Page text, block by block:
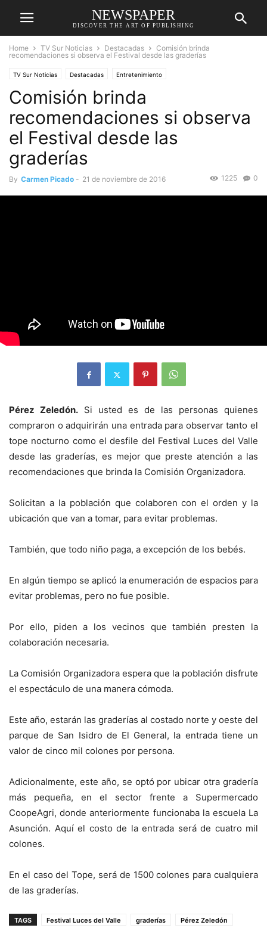
NEWSPAPER
DISCOVER THE ART OF PUBLISHING
Home TV Sur Noticias Destacadas
Comisión brinda
recomendaciones si observa el Festival desde las graderías
TV Sur Noticias Destacadas Entretenimiento
Comisión brinda
recomendaciones si observa
el Festival desde las
graderías
By Carmen Picado - 21 de noviembre de 2016 0
1225
Pérez Zeledón. Si usted es de las personas quienes
compraron o adquirirán una entrada para observar tanto el
tope nocturno como el desfile del Festival Luces del Valle
desde las graderías, es mejor que preste atención a las
recomendaciones que brinda la Comisión Organizadora.
Solicitan a la población que colaboren con el orden y la
ubicación que van a tomar, para evitar problemas.
También, que todo niño paga, a excepción de los bebés.
En algún tiempo se aplicó la enumeración de espacios para
evitar problemas, pero no fue posible.
Por ello, piden a los vecinos que también presten la
colaboración necesaria.
La Comisión Organizadora espera que la población disfrute
el espectáculo de una manera cómoda.
Este año, estarán las graderías al costado norte y oeste del
parque de San Isidro de El General, la entrada tiene un
valor de cinco mil colones por persona.
Adicionalmente, este año, se optó por ubicar otra gradería
más pequeña, en el sector frente a Supermercado
CoopeAgri, donde anteriormente funcionaba la escuela La
Asunción. Aquí el costo de la entrada será de cuatro mil
colones.
En el caso del Tope, será de 1500 colones para cualquiera
de las graderías.
TAGS Festival Luces del Valle graderías Pérez Zeledón